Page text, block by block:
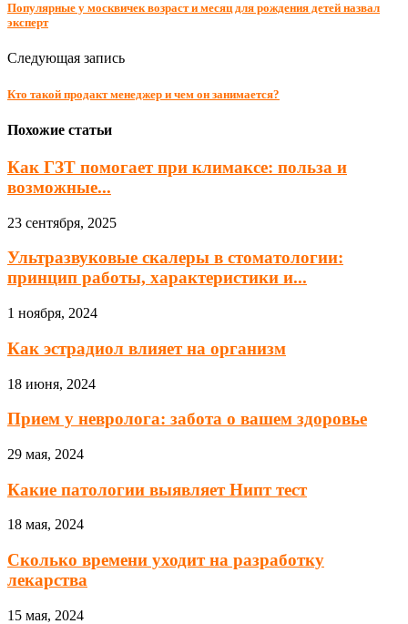
Популярные у москвичек возраст и месяц для рождения детей назвал
эксперт
Следующая запись
Кто такой продакт менеджер и чем он занимается?
Похожие статьи
Как ГЗТ помогает при климаксе: польза и
возможные...
23 сентября, 2025
Ультразвуковые скалеры в стоматологии:
принцип работы, характеристики и...
1 ноября, 2024
Как эстрадиол влияет на организм
18 июня, 2024
Прием у невролога: забота о вашем здоровье
29 мая, 2024
Какие патологии выявляет Нипт тест
18 мая, 2024
Сколько времени уходит на разработку
лекарства
15 мая, 2024